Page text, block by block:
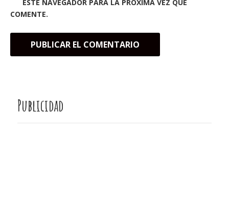
ESTE NAVEGADOR PARA LA PRÓXIMA VEZ QUE
COMENTE.
Publicidad